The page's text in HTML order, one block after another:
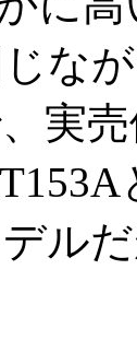
な
実
ル